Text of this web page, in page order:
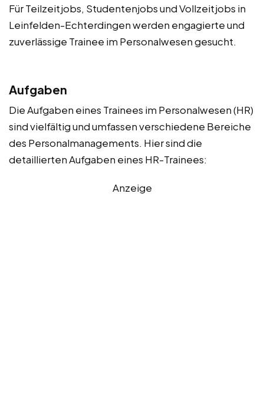
Für Teilzeitjobs, Studentenjobs und Vollzeitjobs in
Leinfelden-Echterdingen werden engagierte und
zuverlässige Trainee im Personalwesen gesucht.
Aufgaben
Die Aufgaben eines Trainees im Personalwesen (HR)
sind vielfältig und umfassen verschiedene Bereiche
des Personalmanagements. Hier sind die
detaillierten Aufgaben eines HR-Trainees:
Anzeige